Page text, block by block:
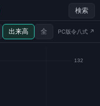
検索
出来高 全 PC版令八式 ↗